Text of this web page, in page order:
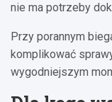
nie ma potrzeby
Przy porannym
komplikować
wygodniejszym